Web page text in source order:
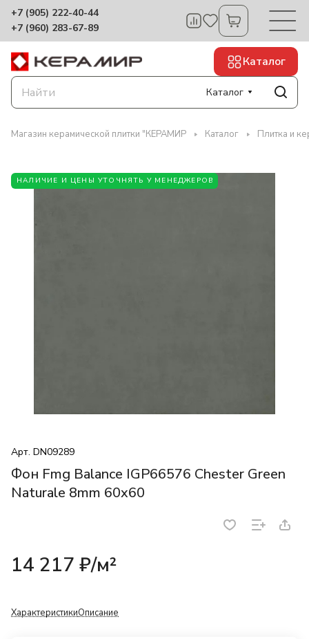
+7 (905) 222-40-44
+7 (960) 283-67-89
Каталог
Каталог
Магазин керамической плитки "КЕРАМИР Каталог Плитка и
НАЛИЧИЕ И ЦЕНЫ УТОЧНЯТЬ У МЕНЕДЖЕРОВ
Арт. DN09289
Фон Fmg Balance IGP66576 Chester Green
Naturale 8mm 60x60
14 217 ₽/м²
ХарактеристикиОписание